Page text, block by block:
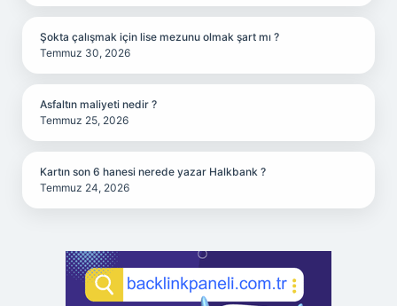
Şokta çalışmak için lise mezunu olmak şart mı ?
Temmuz 30, 2026
Asfaltın maliyeti nedir ?
Temmuz 25, 2026
Kartın son 6 hanesi nerede yazar Halkbank ?
Temmuz 24, 2026